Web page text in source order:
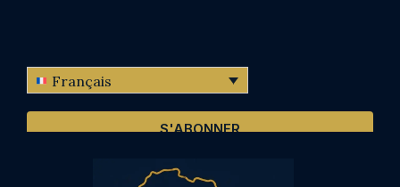
Français
S'ABONNER